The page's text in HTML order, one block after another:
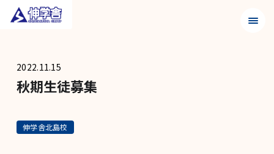
メニ
2022.11.15
秋期生徒募集
伸学舎北島校